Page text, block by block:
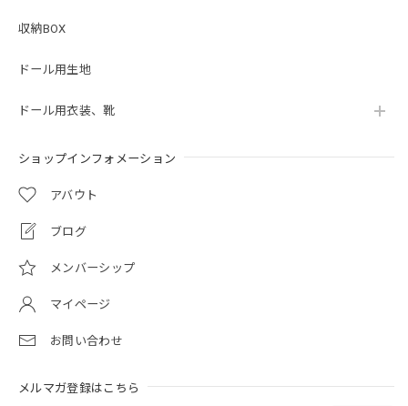
収納BOX
ドール用生地
ドール用衣装、靴
ショップインフォメーション
アバウト
ブログ
メンバーシップ
マイページ
お問い合わせ
メルマガ登録はこちら